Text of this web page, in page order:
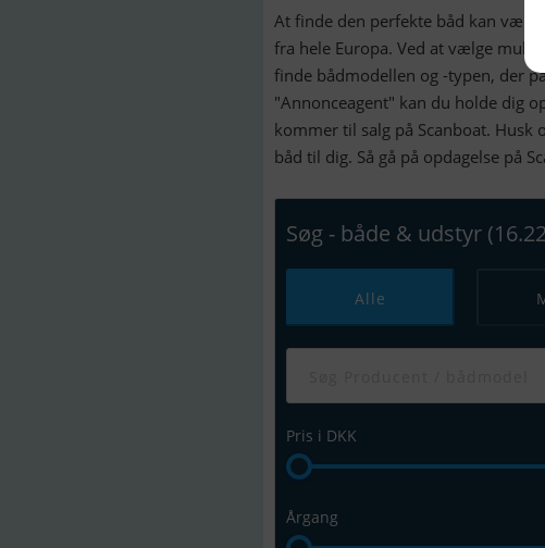
At finde den perfekte båd kan være
fra hele Europa. Ved at vælge
finde bådmodellen og -typen, der
"Annonceagent" kan du holde dig
kommer til salg på Scanboat. Husk
båd til dig. Så gå på opdagelse på
Søg - både & udstyr
Alle
Pris i DKK
Årgang